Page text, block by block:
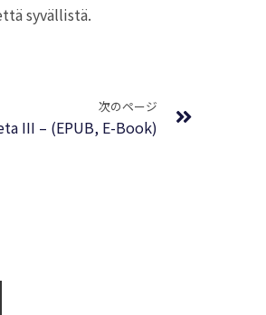
syvällistä.
次のページ
III – (EPUB, E-Book)